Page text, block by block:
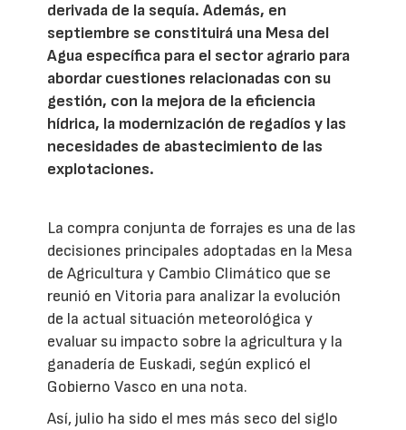
derivada de la sequía. Además, en
septiembre se constituirá una Mesa del
Agua específica para el sector agrario para
abordar cuestiones relacionadas con su
gestión, con la mejora de la eficiencia
hídrica, la modernización de regadíos y las
necesidades de abastecimiento de las
explotaciones.
La compra conjunta de forrajes es una de las
decisiones principales adoptadas en la Mesa
de Agricultura y Cambio Climático que se
reunió en Vitoria para analizar la evolución
de la actual situación meteorológica y
evaluar su impacto sobre la agricultura y la
ganadería de Euskadi, según explicó el
Gobierno Vasco en una nota.
Así, julio ha sido el mes más seco del siglo